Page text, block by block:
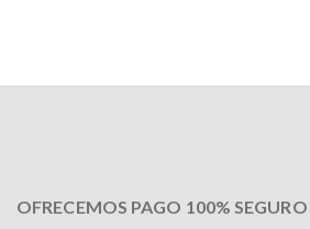
OFRECEMOS PAGO 100% SEGURO